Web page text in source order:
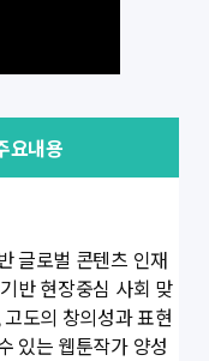
요내용
글로벌 콘텐츠 인재
반 현장중심 사회 맞
도의 창의성과 표현
있는 웹툰작가 양성